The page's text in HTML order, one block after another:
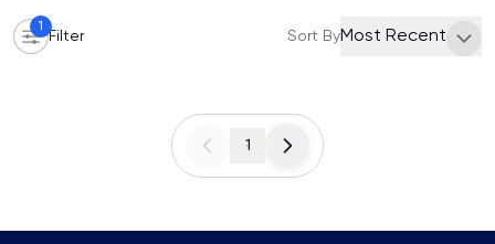
1
Filter Sort ByMost Recent
1